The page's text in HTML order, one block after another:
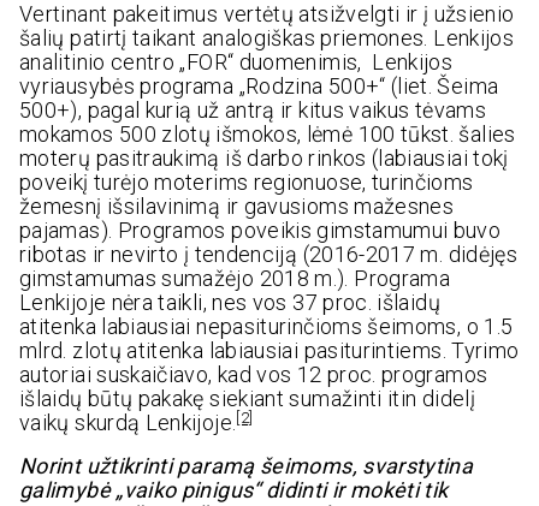
Vertinant pakeitimus vertėtų atsižvelgti ir į užsienio
šalių patirtį taikant analogiškas priemones. Lenkijos
analitinio centro „FOR“ duomenimis, Lenkijos
vyriausybės programa „Rodzina 500+“ (liet. Šeima
500+), pagal kurią už antrą ir kitus vaikus tėvams
mokamos 500 zlotų išmokos, lėmė 100 tūkst. šalies
moterų pasitraukimą iš darbo rinkos (labiausiai tokį
poveikį turėjo moterims regionuose, turinčioms
žemesnį išsilavinimą ir gavusioms mažesnes
pajamas). Programos poveikis gimstamumui buvo
ribotas ir nevirto į tendenciją (2016-2017 m. didėjęs
gimstamumas sumažėjo 2018 m.). Programa
Lenkijoje nėra taikli, nes vos 37 proc. išlaidų
atitenka labiausiai nepasiturinčioms šeimoms, o 1.5
mlrd. zlotų atitenka labiausiai pasiturintiems. Tyrimo
autoriai suskaičiavo, kad vos 12 proc. programos
išlaidų būtų pakakę siekiant sumažinti itin didelį
vaikų skurdą Lenkijoje.[2]
Norint užtikrinti paramą šeimoms, svarstytina
galimybė „vaiko pinigus“ didinti ir mokėti tik